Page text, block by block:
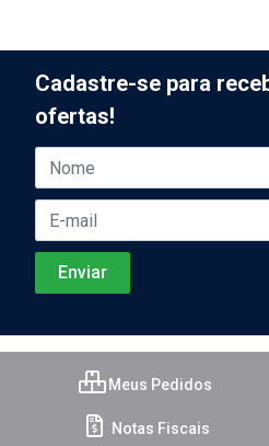
Cadastre-se para
ofertas!
Meus Pedidos
Notas Fiscais